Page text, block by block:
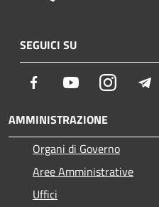
SEGUICI SU
Facebook YoutubeInstagram
AMMINISTRAZIONE
Organi di Governo
Aree Amministrative
Uffici